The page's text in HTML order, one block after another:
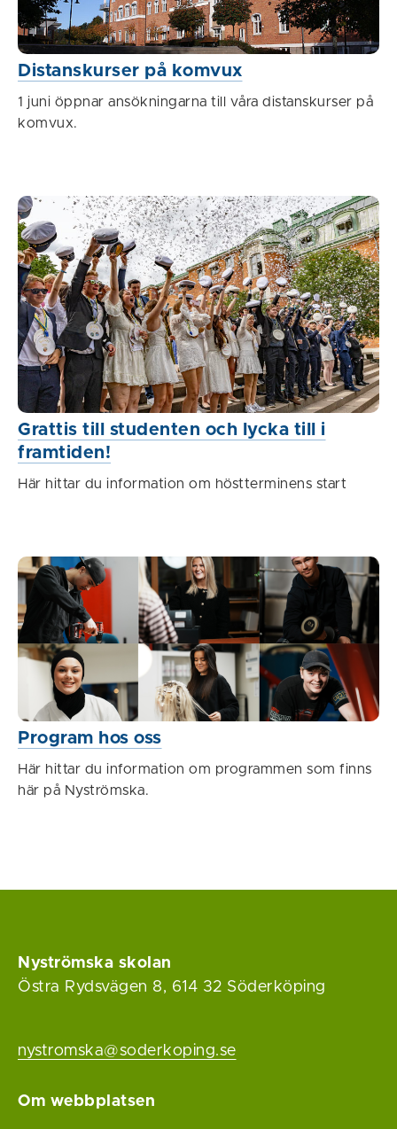
Distanskurser på komvux
1 juni öppnar ansökningarna till våra distanskurser på
komvux.
Grattis till studenten och lycka till i
framtiden!
Här hittar du information om höstterminens start
Program hos oss
Här hittar du information om programmen som finns
här på Nyströmska.
Nyströmska skolan
Östra Rydsvägen 8, 614 32 Söderköping
nystromska@soderkoping.se
Om webbplatsen